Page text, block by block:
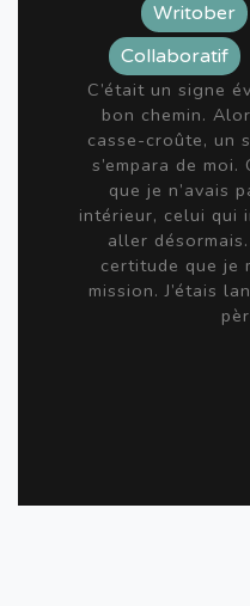
Writober
Collaboratif
C’était un signe
bon chemin.
casse-croûte, un
s’empara de
que je n’avais
intérieur, celui qui
aller
certitude que je
mission. J’étais